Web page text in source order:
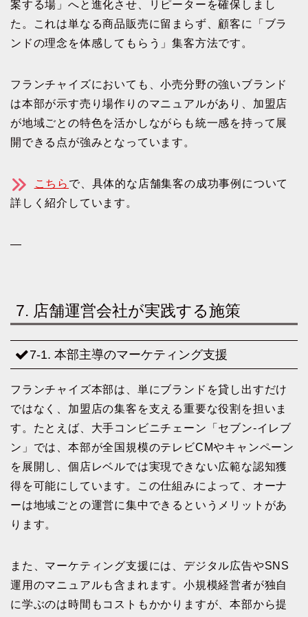
案する場」へと進化させ、リピーターを確保しまし
た。これは単なる商品販売に留まらず、顧客に「ブラ
ンドの理念を体感してもらう」集客方法です。
フランチャイズにおいても、小売分野の強いブランド
は本部が示す売り場作りのマニュアルがあり、加盟店
が地域ごとの特色を活かしながらも統一感を持って展
開できる点が強みとなっています。
こちら で、具体的な店舗集客の成功事例について
詳しく紹介しています。
—
7. 店舗運営会社が実践する施策
7-1. 本部主導のマーケティング支援
フランチャイズ本部は、単にブランドを貸し出すだけ
ではなく、加盟店の集客を支える重要な役割を担いま
す。たとえば、大手コンビニチェーン「セブン-イレブ
ン」では、本部が全国規模のテレビCMやキャンペーン
を展開し、個店レベルでは実現できない広範な認知獲
得を可能にしています。この仕組みによって、オーナ
ーは地域ごとの運営に集中できるというメリットがあ
ります。
また、マーケティング支援には、デジタル広告やSNS
運用のマニュアルも含まれます。小規模経営者が独自
に学ぶのは時間もコストもかかりますが、本部から提